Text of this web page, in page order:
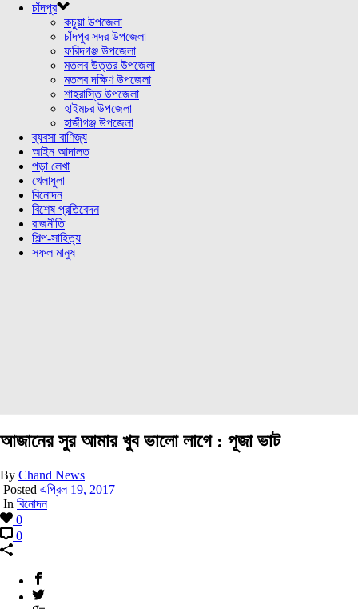
চাঁদপুর
কচুয়া উপজেলা
চাঁদপুর সদর উপজেলা
ফরিদগঞ্জ উপজেলা
মতলব উত্তর উপজেলা
মতলব দক্ষিণ উপজেলা
শাহরাস্তি উপজেলা
হাইমচর উপজেলা
হাজীগঞ্জ উপজেলা
ব্যবসা বাণিজ্য
আইন আদালত
পড়া লেখা
খেলাধুলা
বিনোদন
বিশেষ প্রতিবেদন
রাজনীতি
শিল্প-সাহিত্য
সফল মানুষ
আজানের সুর আমার খুব ভালো লাগে : পূজা ভাট
By Chand News
Posted এপ্রিল 19, 2017
In বিনোদন
0
0